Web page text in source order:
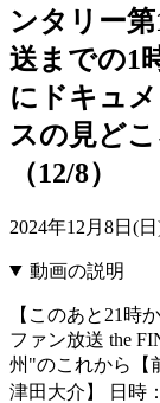
ンタリー
送までの1
にドキュ
スの見ど
（12/8）
2024年12月8日(
動画の説明
【このあと21時
ファン放送 the
州"のこれから【
津田大介】 日時